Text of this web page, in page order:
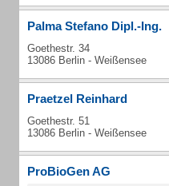
Palma Stefano Dipl.-Ing.
Goethestr. 34
13086 Berlin - Weißensee
Praetzel Reinhard
Goethestr. 51
13086 Berlin - Weißensee
ProBioGen AG